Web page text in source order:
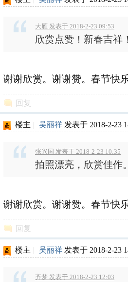
大雁 发表于 2018-2-23 09:53
欣赏点赞！新春吉祥
谢谢欣赏。谢谢赞。春节快
回复
楼主 | 吴丽祥 发表于 2018-2-23
张兴国 发表于 2018-2-23 10:35
拍照漂亮，欣赏佳作
谢谢欣赏。谢谢赞。春节快
回复
楼主 | 吴丽祥 发表于 2018-2-23
齐梦 发表于 2018-2-23 12:03